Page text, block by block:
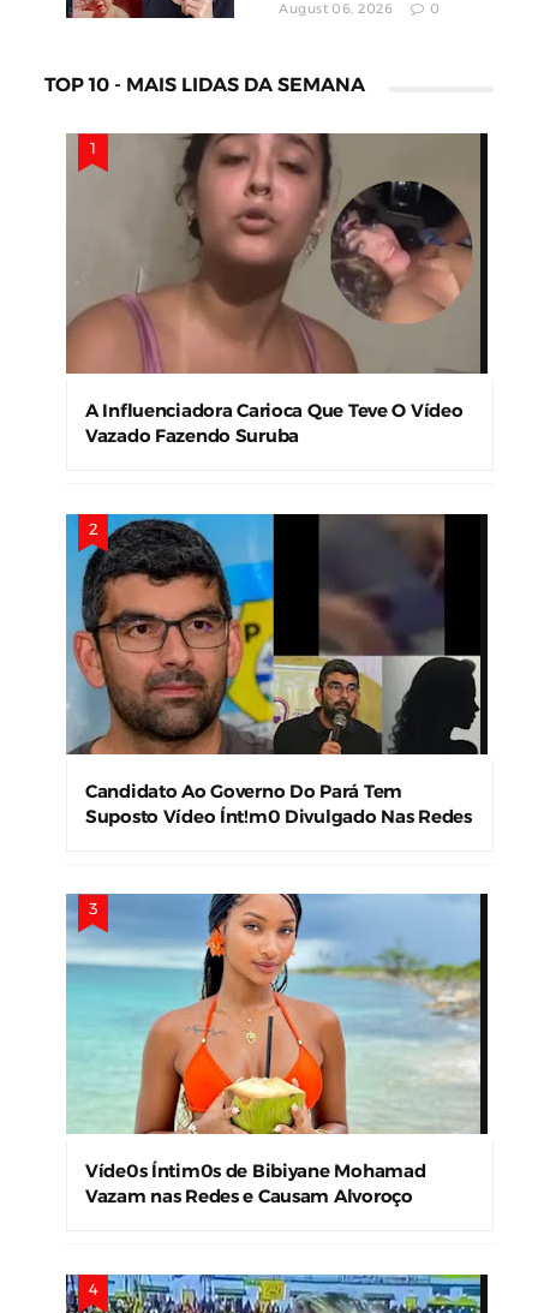
August 06, 2026 0
TOP 10 - MAIS LIDAS DA SEMANA
A Influenciadora Carioca Que Teve O Vídeo
Vazado Fazendo Suruba
Candidato Ao Governo Do Pará Tem
Suposto Vídeo Ínt!m0 Divulgado Nas Redes
Víde0s Íntim0s de Bibiyane Mohamad
Vazam nas Redes e Causam Alvoroço